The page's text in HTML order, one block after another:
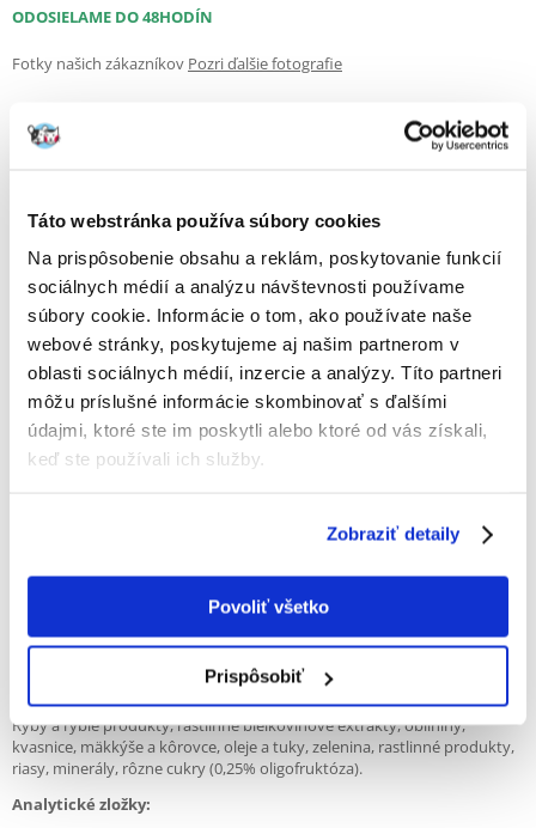
Táto webstránka používa súbory cookies
Na prispôsobenie obsahu a reklám, poskytovanie funkcií
sociálnych médií a analýzu návštevnosti používame
súbory cookie. Informácie o tom, ako používate naše
webové stránky, poskytujeme aj našim partnerom v
oblasti sociálnych médií, inzercie a analýzy. Títo partneri
môžu príslušné informácie skombinovať s ďalšími
údajmi, ktoré ste im poskytli alebo ktoré od vás získali,
keď ste používali ich služby.
Zobraziť detaily
Povoliť všetko
Prispôsobiť
ODOSIELAME DO 48HODÍN
Fotky našich zákazníkov Pozri ďalšie fotografie
Popis
Pre malé ryby, ktoré sa živia v rôznych hĺbkach.
Silný imunitný systém a vitalita
Kompletné jedlo
Intenzívne farby
Zažívacie ústrojenstvo
Zmes s najkvalitnejšími živinami, spĺňajúca špeciálne požiadavky malých
okrasných rýb
Vyvážená receptúra založená na rastlinných a živočíšnych zložkách
Zelené prvky obsahujú rastlinné zložky pre zdravie a vitalitu
Malé prvky sa rýchlo nasiaknu, vďaka čomu ich ryby ľahko absorbujú
Krmivo je ľahko stráviteľné, čo pomáha udržiavať vodu čistú
Ideálne aj pre mladé rastúce cichlidy a morské ryby
Ryby a rybie produkty, rastlinné bielkovinové extrakty, obilniny,
kvasnice, mäkkýše a kôrovce, oleje a tuky, zelenina, rastlinné produkty,
riasy, minerály, rôzne cukry (0,25% oligofruktóza).
Analytické zložky: